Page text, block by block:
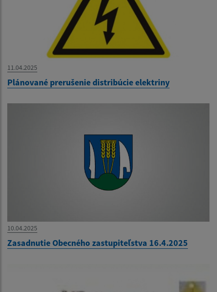
11.04.2025
Plánované prerušenie distribúcie elektriny
10.04.2025
Zasadnutie Obecného zastupiteľstva 16.4.2025